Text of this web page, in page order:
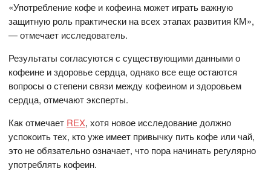
«Употребление кофе и кофеина может играть важную
защитную роль практически на всех этапах развития КМ»,
— отмечает исследователь.
Результаты согласуются с существующими данными о
кофеине и здоровье сердца, однако все еще остаются
вопросы о степени связи между кофеином и здоровьем
сердца, отмечают эксперты.
Как отмечает REX, хотя новое исследование должно
успокоить тех, кто уже имеет привычку пить кофе или чай,
это не обязательно означает, что пора начинать регулярно
употреблять кофеин.